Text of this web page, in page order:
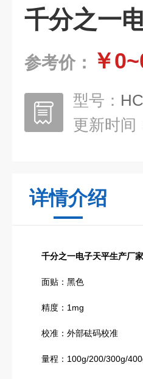
千分之一
参考价： ￥
型号： HC
更新时间
详情介绍
千分之一电子天平生产厂家
面贴：黑色
精度：1mg
校准：外部砝码校准
量程：100g/200/300g/